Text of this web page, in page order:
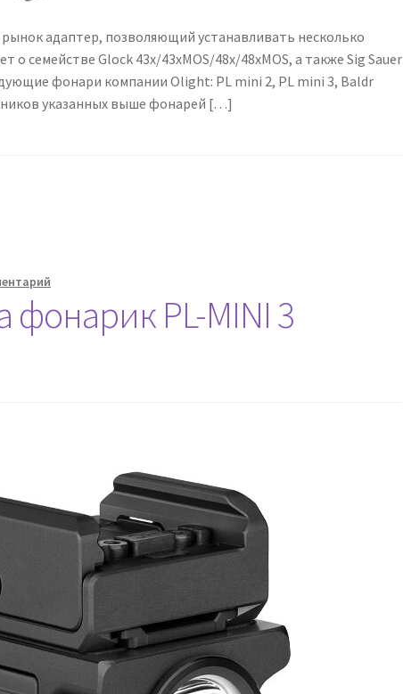
адаптер, позволяющий устанавливать несколько
о семействе Glock 43x/43xMOS/48x/48xMOS, а также Sig Sauer
фонари компании Olight: PL mini 2, PL mini 3, Baldr
указанных выше фонарей […]
фонарик PL-MINI 3